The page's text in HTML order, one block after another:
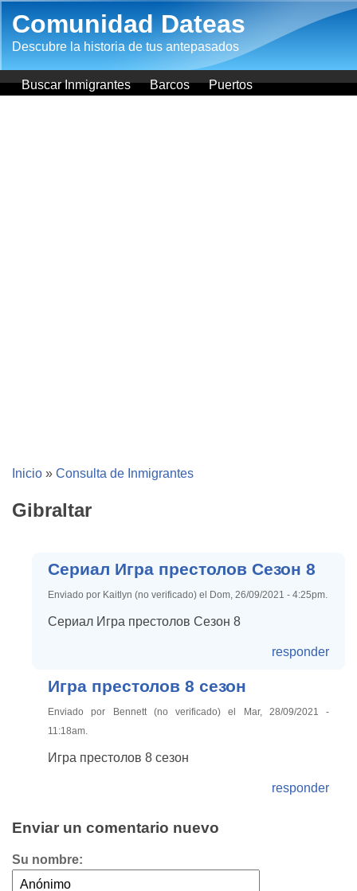
Comunidad Dateas
Descubre la historia de tus antepasados
Buscar Inmigrantes Barcos Puertos
Inicio » Consulta de Inmigrantes
Gibraltar
Сериал Игра престолов Сезон 8
Enviado por Kaitlyn (no verificado) el Dom, 26/09/2021 - 4:25pm.
Сериал Игра престолов Сезон 8
responder
Игра престолов 8 сезон
Enviado por Bennett (no verificado) el Mar, 28/09/2021 -
11:18am.
Игра престолов 8 сезон
responder
Enviar un comentario nuevo
Su nombre: